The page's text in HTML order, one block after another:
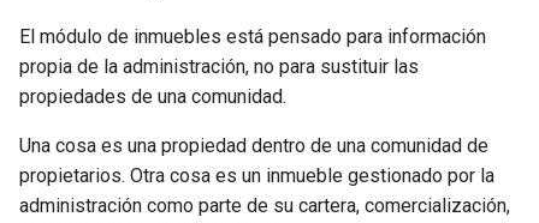
a
n
o
b
7. Errores habituales
8. Resumen operativo
El módulo de inmuebles está pensado para información
propia de la administración, no para sustituir las
propiedades de una comunidad.
Una cosa es una propiedad dentro de una comunidad de
propietarios. Otra cosa es un inmueble gestionado por la
administración como parte de su cartera, comercialización,